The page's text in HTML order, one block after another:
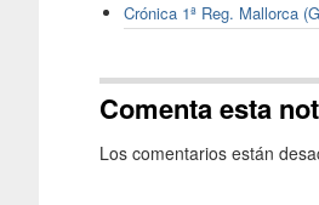
Crónica 1ª Reg. Mallorca
Comenta esta
Los comentarios están